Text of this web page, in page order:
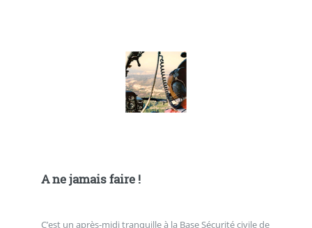
A ne jamais faire !
C’est un après-midi tranquille à la Base Sécurité civile de